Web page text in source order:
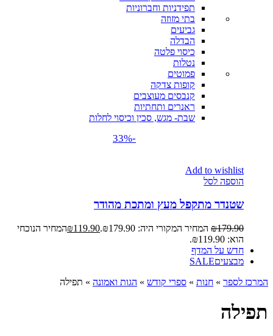
תפידניות וחברוניות
בתי מזוזה
גביעים
הבדלה
כיסוי פלטה
נטלות
פמוטים
קופות צדקה
קנבסים מעוצבים
ראנרים ותחתיות
שבת- מגש, סכין וכיסוי לחלות
-33%
Add to wishlist
הוספה לסל
שטנדר מתקפל מעץ ומתכת מהודר
₪179.90 המחיר המקורי היה: ₪179.90. ₪119.90
המחיר הנוכחי
הוא: ₪119.90.
חדש על המדף
מבצעיםSALE
המרכז לספר » חנות » ספרי קודש » הגות ואמונה » תפילה
תפילה